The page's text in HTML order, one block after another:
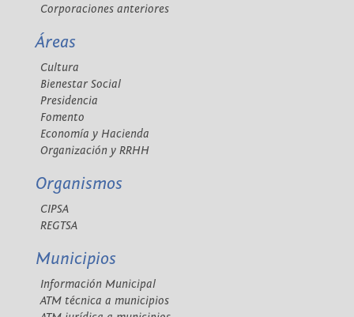
Corporaciones anteriores
Áreas
Cultura
Bienestar Social
Presidencia
Fomento
Economía y Hacienda
Organización y RRHH
Organismos
CIPSA
REGTSA
Municipios
Información Municipal
ATM técnica a municipios